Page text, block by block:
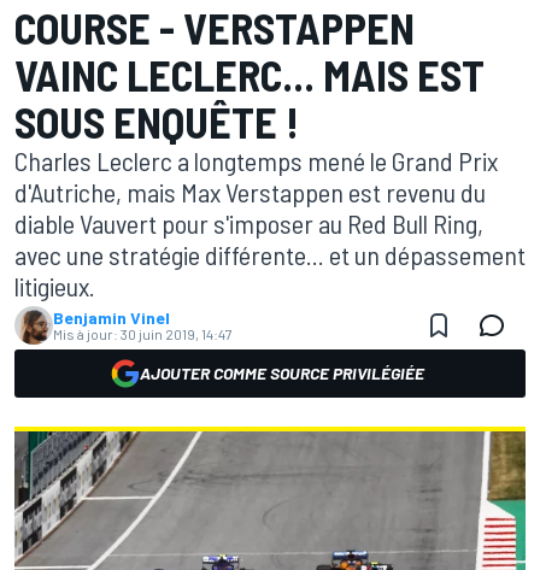
COURSE - VERSTAPPEN
VAINC LECLERC... MAIS EST
SOUS ENQUÊTE !
Charles Leclerc a longtemps mené le Grand Prix
d'Autriche, mais Max Verstappen est revenu du
diable Vauvert pour s'imposer au Red Bull Ring,
avec une stratégie différente... et un dépassement
litigieux.
Benjamin Vinel
Mis à jour: 30 juin 2019, 14:47
AJOUTER COMME SOURCE PRIVILÉGIÉE